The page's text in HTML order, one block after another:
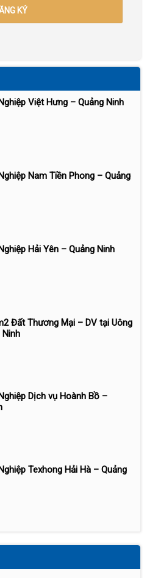
Việt Hưng – Quảng Ninh
Nam Tiền Phong – Quảng
Hải Yên – Quảng Ninh
Đất Thương Mại – DV tại Uông
Ninh
Dịch vụ Hoành Bồ –
Texhong Hải Hà – Quảng